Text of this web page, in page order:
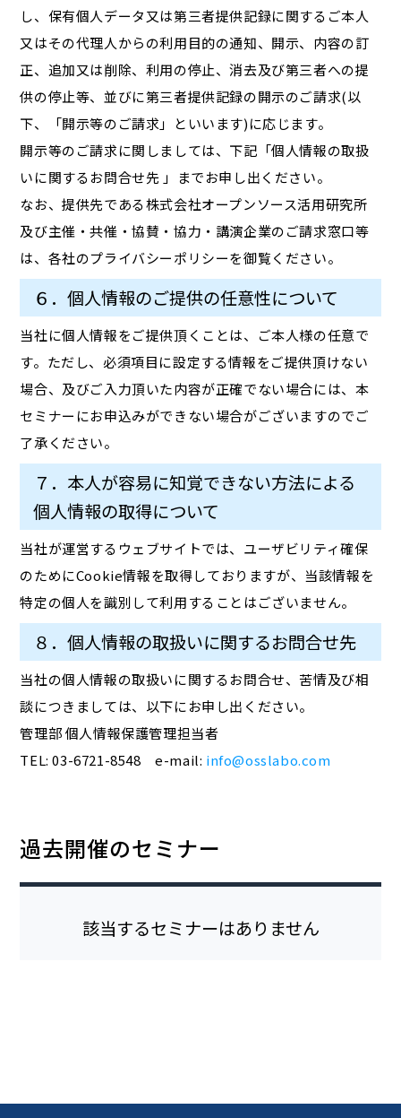
し、保有個人データ又は第三者提供記録に関するご本人
又はその代理人からの利用目的の通知、開示、内容の訂
正、追加又は削除、利用の停止、消去及び第三者への提
供の停止等、並びに第三者提供記録の開示のご請求(以
下、「開示等のご請求」といいます)に応じます。
開示等のご請求に関しましては、下記「個人情報の取扱
いに関するお問合せ先 」までお申し出ください。
なお、提供先である株式会社オープンソース活用研究所
及び主催・共催・協賛・協力・講演企業のご請求窓口等
は、各社のプライバシーポリシーを御覧ください。
６．個人情報のご提供の任意性について
当社に個人情報をご提供頂くことは、ご本人様の任意で
す。ただし、必須項目に設定する情報をご提供頂けない
場合、及びご入力頂いた内容が正確でない場合には、本
セミナーにお申込みができない場合がございますのでご
了承ください。
７．本人が容易に知覚できない方法による
個人情報の取得について
当社が運営するウェブサイトでは、ユーザビリティ確保
のためにCookie情報を取得しておりますが、当該情報を
特定の個人を識別して利用することはございません。
８．個人情報の取扱いに関するお問合せ先
当社の個人情報の取扱いに関するお問合せ、苦情及び相
談につきましては、以下にお申し出ください。
管理部 個人情報保護管理担当者
TEL: 03-6721-8548 e-mail: info@osslabo.com
過去開催のセミナー
該当するセミナーはありません